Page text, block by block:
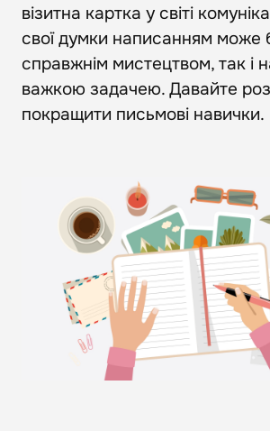
візитна картка у світі
свої думки написанням може
справжнім мистецтвом, так і
важкою задачею. Давайте
покращити письмові навички.